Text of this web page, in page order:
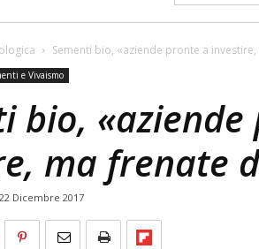
Sementi bio, «aziende pronte a
e Vivaismo
bio,
ma frenate
22 Dicembre 2017